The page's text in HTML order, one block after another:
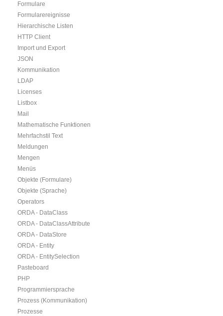
Formulare
Formularereignisse
Hierarchische Listen
HTTP Client
Import und Export
JSON
Kommunikation
LDAP
Licenses
Listbox
Mail
Mathematische Funktionen
Mehrfachstil Text
Meldungen
Mengen
Menüs
Objekte (Formulare)
Objekte (Sprache)
Operators
ORDA - DataClass
ORDA - DataClassAttribute
ORDA - DataStore
ORDA - Entity
ORDA - EntitySelection
Pasteboard
PHP
Programmiersprache
Prozess (Kommunikation)
Prozesse